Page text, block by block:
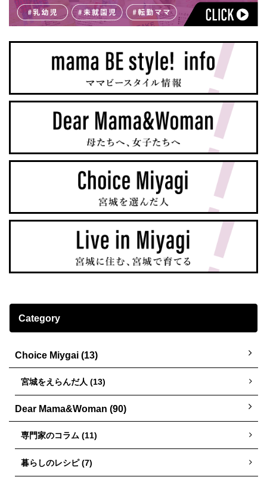
Category
Choice Miygai (13)
宮城をえらんだ人 (13)
Dear Mama&Woman (90)
専門家のコラム (11)
暮らしのレシピ (7)